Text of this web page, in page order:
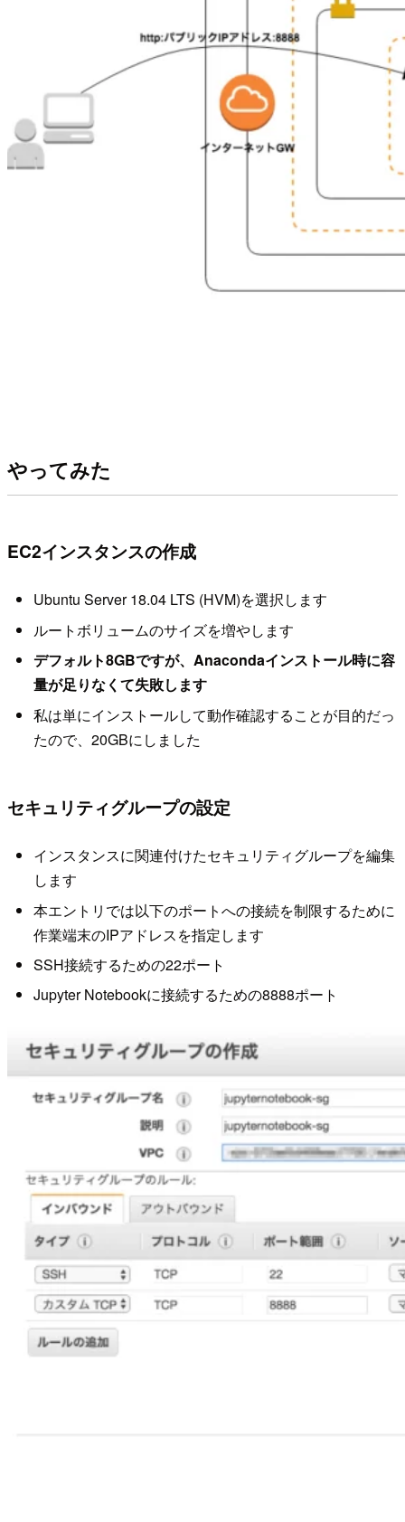
やってみた
EC2インスタンスの作成
Ubuntu Server 18.04 LTS (HVM)を選択します
ルートボリュームのサイズを増やします
デフォルト8GBですが、Anacondaインストール時に容
量が足りなくて失敗します
私は単にインストールして動作確認することが目的だっ
たので、20GBにしました
セキュリティグループの設定
インスタンスに関連付けたセキュリティグループを編集
します
本エントリでは以下のポートへの接続を制限するために
作業端末のIPアドレスを指定します
SSH接続するための22ポート
Jupyter Notebookに接続するための8888ポート